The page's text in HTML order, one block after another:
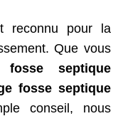
reconnu pour la
Que vous
fosse septique
fosse septique
conseil, nous